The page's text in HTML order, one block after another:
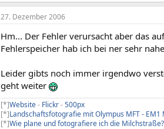
27. Dezember 2006
Hm... Der Fehler verursacht aber das
Fehlerspeicher hab ich bei ner sehr
Leider gibts noch immer irgendwo
geht weiter
[*]Website- Flickr-500px
[*]Landschaftsfotografie mit Olympus MFT - EM1
[*]Wie plane und fotografiere ich die